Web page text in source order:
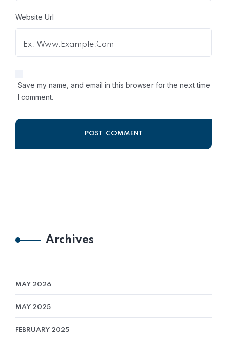
Website Url
Save my name, and email in this browser for the next time
I comment.
Archives
MAY 2026
MAY 2025
FEBRUARY 2025